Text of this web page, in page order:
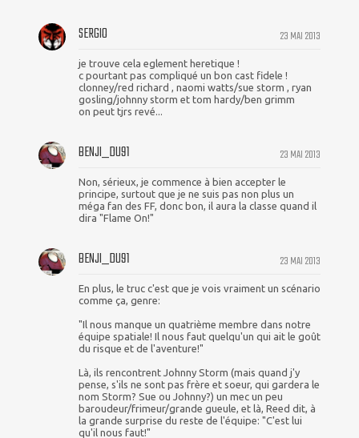
23 MAI 2013
SERGIO
je trouve cela eglement heretique !
c pourtant pas compliqué un bon cast fidele !
clonney/red richard , naomi watts/sue storm , ryan
gosling/johnny storm et tom hardy/ben grimm
on peut tjrs revé...
23 MAI 2013
BENJI_DU91
Non, sérieux, je commence à bien accepter le
principe, surtout que je ne suis pas non plus un
méga fan des FF, donc bon, il aura la classe quand il
dira "Flame On!"
23 MAI 2013
BENJI_DU91
En plus, le truc c'est que je vois vraiment un scénario
comme ça, genre:
"Il nous manque un quatrième membre dans notre
équipe spatiale! Il nous faut quelqu'un qui ait le goût
du risque et de l'aventure!"
Là, ils rencontrent Johnny Storm (mais quand j'y
pense, s'ils ne sont pas frère et soeur, qui gardera le
nom Storm? Sue ou Johnny?) un mec un peu
baroudeur/frimeur/grande gueule, et là, Reed dit, à
la grande surprise du reste de l'équipe: "C'est lui
qu'il nous faut!"